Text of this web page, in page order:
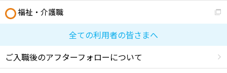
福祉・介護職
全ての利用者の皆さまへ
ご入職後のアフターフォローについて